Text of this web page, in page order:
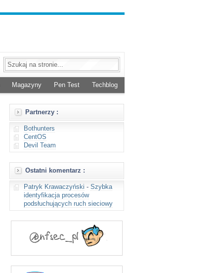
Magazyny Pen Test Techblog
Partnerzy :
Bothunters
CentOS
Devil Team
Ostatni komentarz :
Patryk Krawaczyński - Szybka
identyfikacja procesów
podsłuchujących ruch sieciowy